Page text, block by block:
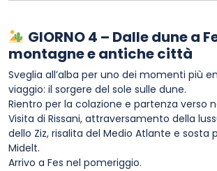
GIORNO 4 – Dalle dune a
montagne e antiche città
Sveglia all’alba per uno dei momenti più
viaggio: il sorgere del sole sulle dune.
Rientro per la colazione e partenza verso
Visita di Rissani, attraversamento della
dello Ziz, risalita del Medio Atlante e sosta
Midelt.
Arrivo a Fes nel pomeriggio.